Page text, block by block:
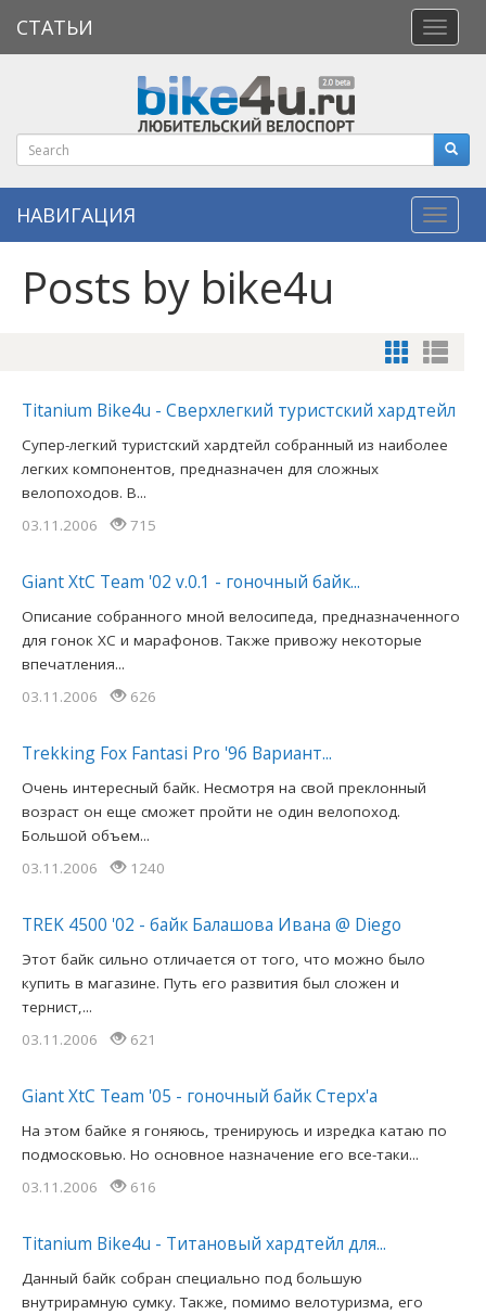
меню
СТАТЬИ
НАВИГАЦИЯ
Posts by bike4u
Titanium Bike4u - Сверхлегкий туристский хардтейл
Супер-легкий туристский хардтейл собранный из наиболее
легких компонентов, предназначен для сложных
велопоходов. В...
03.11.2006
715
Giant XtC Team '02 v.0.1 - гоночный байк...
Описание собранного мной велосипеда, предназначенного
для гонок ХС и марафонов. Также привожу некоторые
впечатления...
03.11.2006
626
Trekking Fox Fantasi Pro '96 Вариант...
Очень интересный байк. Несмотря на свой преклонный
возраст он еще сможет пройти не один велопоход.
Большой объем...
03.11.2006
1240
TREK 4500 '02 - байк Балашова Ивана @ Diego
Этот байк сильно отличается от того, что можно было
купить в магазине. Путь его развития был сложен и
тернист,...
03.11.2006
621
Giant XtC Team '05 - гоночный байк Стерх'a
На этом байке я гоняюсь, тренируюсь и изредка катаю по
подмосковью. Но основное назначение его все-таки...
03.11.2006
616
Titanium Bike4u - Титановый хардтейл для...
Данный байк собран специально под большую
внутрирамную сумку. Также, помимо велотуризма, его